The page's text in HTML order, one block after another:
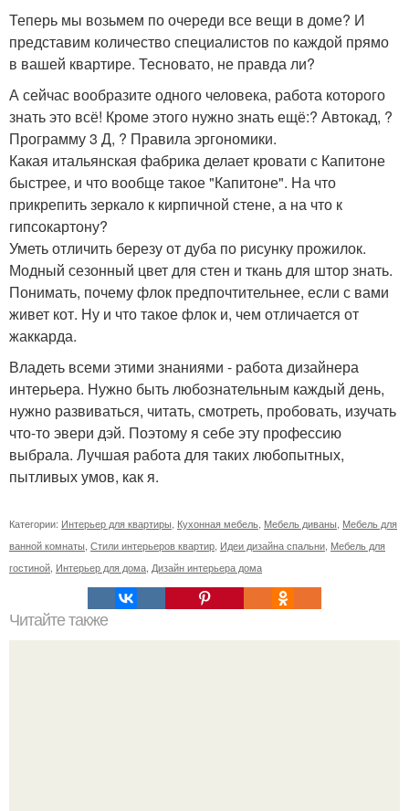
Теперь мы возьмем по очереди все вещи в доме? И
представим количество специалистов по каждой прямо
в вашей квартире. Тесновато, не правда ли?
А сейчас вообразите одного человека, работа которого
знать это всё! Кроме этого нужно знать ещё:? Автокад, ?
Программу 3 Д, ? Правила эргономики.
Какая итальянская фабрика делает кровати с Капитоне
быстрее, и что вообще такое "Капитоне". На что
прикрепить зеркало к кирпичной стене, а на что к
гипсокартону?
Уметь отличить березу от дуба по рисунку прожилок.
Модный сезонный цвет для стен и ткань для штор знать.
Понимать, почему флок предпочтительнее, если с вами
живет кот. Ну и что такое флок и, чем отличается от
жаккарда.
Владеть всеми этими знаниями - работа дизайнера
интерьера. Нужно быть любознательным каждый день,
нужно развиваться, читать, смотреть, пробовать, изучать
что-то эвери дэй. Поэтому я себе эту профессию
выбрала. Лучшая работа для таких любопытных,
пытливых умов, как я.
Категории: Интерьер для квартиры Кухонная мебель Мебель диваны Мебель для
ванной комнаты Стили интерьеров квартир Идеи дизайна спальни Мебель для
гостиной Интерьер для дома Дизайн интерьера дома
Читайте также